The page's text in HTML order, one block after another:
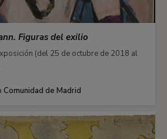
Figuras del exilio
(del 25 de octubre de 2018 al
Comunidad de Madrid